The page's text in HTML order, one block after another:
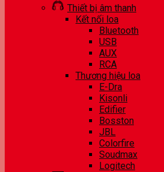
Thiết bị âm thanh
Kết nối loa
Bluetooth
USB
AUX
RCA
Thương hiệu loa
E-Dra
Kisonli
Edifier
Bosston
JBL
Colorfire
Soudmax
Logitech